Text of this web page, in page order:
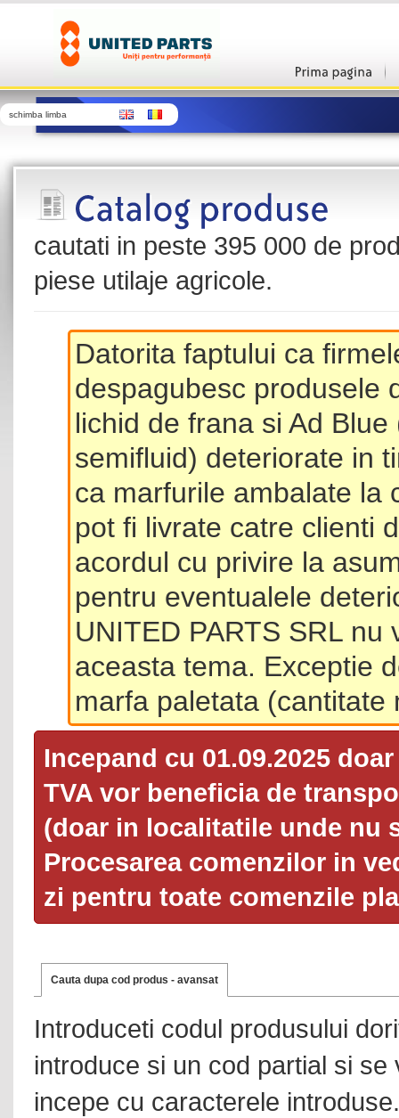
schimba limba
cautati in peste 395 000 de
piese utilaje agricole.
Datorita faptului ca
despagubesc produsele
lichid de frana si Ad
semifluid) deteriorate in
ca marfurile ambalate la
pot fi livrate catre clienti
acordul cu privire la
pentru eventualele
UNITED PARTS SRL
aceasta tema. Exceptie
marfa paletata (cantitate
Incepand cu 01.09.2025
TVA vor beneficia de
(doar in localitatile unde nu
Procesarea comenzilor in
zi pentru toate comenzile
Cauta dupa cod produs - avansat
Introduceti codul produsului
introduce si un cod partial si
incepe cu caracterele introduse.